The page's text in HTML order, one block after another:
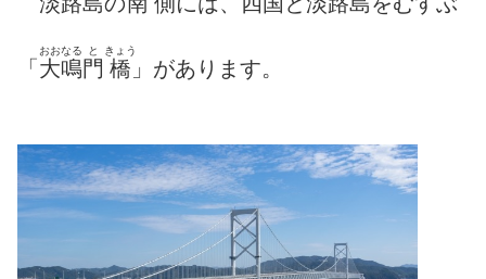
「 大鳴
おおなる
門
と
橋
きょう
」があります。